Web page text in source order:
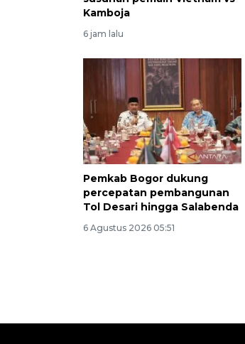
Kamboja
6 jam lalu
Pemkab Bogor dukung
percepatan pembangunan
Tol Desari hingga Salabenda
6 Agustus 2026 05:51